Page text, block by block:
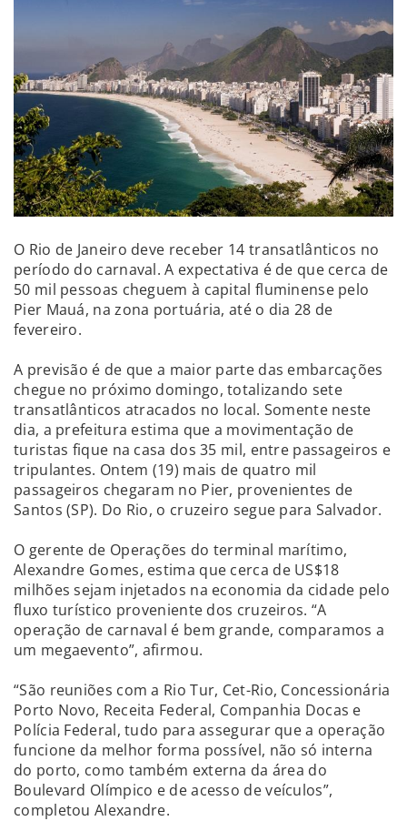
O Rio de Janeiro deve receber 14 transatlânticos no
período do carnaval. A expectativa é de que cerca de
50 mil pessoas cheguem à capital fluminense pelo
Pier Mauá, na zona portuária, até o dia 28 de
fevereiro.
A previsão é de que a maior parte das embarcações
chegue no próximo domingo, totalizando sete
transatlânticos atracados no local. Somente neste
dia, a prefeitura estima que a movimentação de
turistas fique na casa dos 35 mil, entre passageiros e
tripulantes. Ontem (19) mais de quatro mil
passageiros chegaram no Pier, provenientes de
Santos (SP). Do Rio, o cruzeiro segue para Salvador.
O gerente de Operações do terminal marítimo,
Alexandre Gomes, estima que cerca de US$18
milhões sejam injetados na economia da cidade pelo
fluxo turístico proveniente dos cruzeiros. “A
operação de carnaval é bem grande, comparamos a
um megaevento”, afirmou.
“São reuniões com a Rio Tur, Cet-Rio, Concessionária
Porto Novo, Receita Federal, Companhia Docas e
Polícia Federal, tudo para assegurar que a operação
funcione da melhor forma possível, não só interna
do porto, como também externa da área do
Boulevard Olímpico e de acesso de veículos”,
completou Alexandre.